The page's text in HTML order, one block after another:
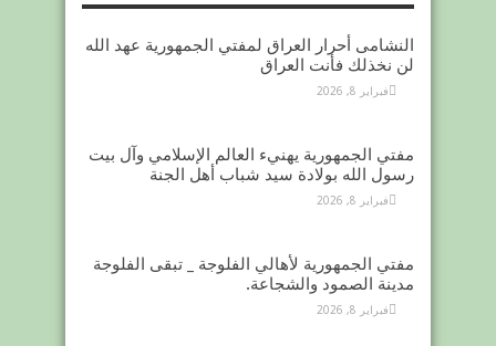
النشامى أحرار العراق لمفتي الجمهورية عهد الله
لن نخذلك فأنت العراق
فبراير 8, 2026
مفتي الجمهورية يهنيء العالم الإسلامي وآل بيت
رسول الله بولادة سيد شباب أهل الجنة
فبراير 8, 2026
مفتي الجمهورية لأهالي الفلوجة _ تبقى الفلوجة
مدينة الصمود والشجاعة.
فبراير 8, 2026